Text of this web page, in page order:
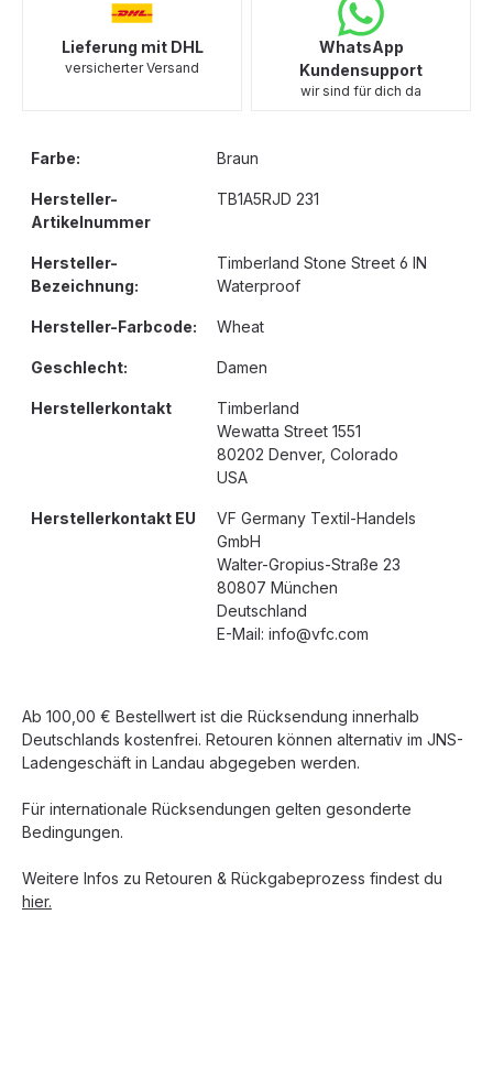
Lieferung mit DHL
versicherter Versand
WhatsApp
Kundensupport
wir sind für dich da
Farbe: Braun
Hersteller-
Artikelnummer
TB1A5RJD 231
Hersteller-
Bezeichnung:
Timberland Stone Street 6 IN
Waterproof
Hersteller-Farbcode: Wheat
Geschlecht: Damen
Herstellerkontakt
Timberland
Wewatta Street 1551
80202 Denver, Colorado
USA
Herstellerkontakt EU
VF Germany Textil-Handels
GmbH
Walter-Gropius-Straße 23
80807 München
Deutschland
E-Mail: info@vfc.com
Ab 100,00 € Bestellwert ist die Rücksendung innerhalb
Deutschlands kostenfrei. Retouren können alternativ im JNS-
Ladengeschäft in Landau abgegeben werden.
Für internationale Rücksendungen gelten gesonderte
Bedingungen.
Weitere Infos zu Retouren & Rückgabeprozess findest du
hier.